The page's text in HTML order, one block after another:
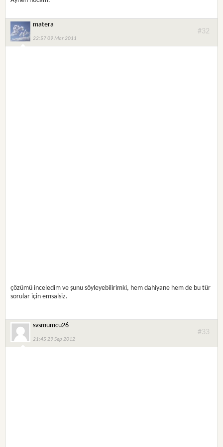
matera
22:57 09 Mar 2011
#32
çözümü inceledim ve şunu söyleyebilirimki, hem dahiyane hem de bu tür
sorular için emsalsiz.
svsmumcu26
21:45 29 Sep 2012
#33